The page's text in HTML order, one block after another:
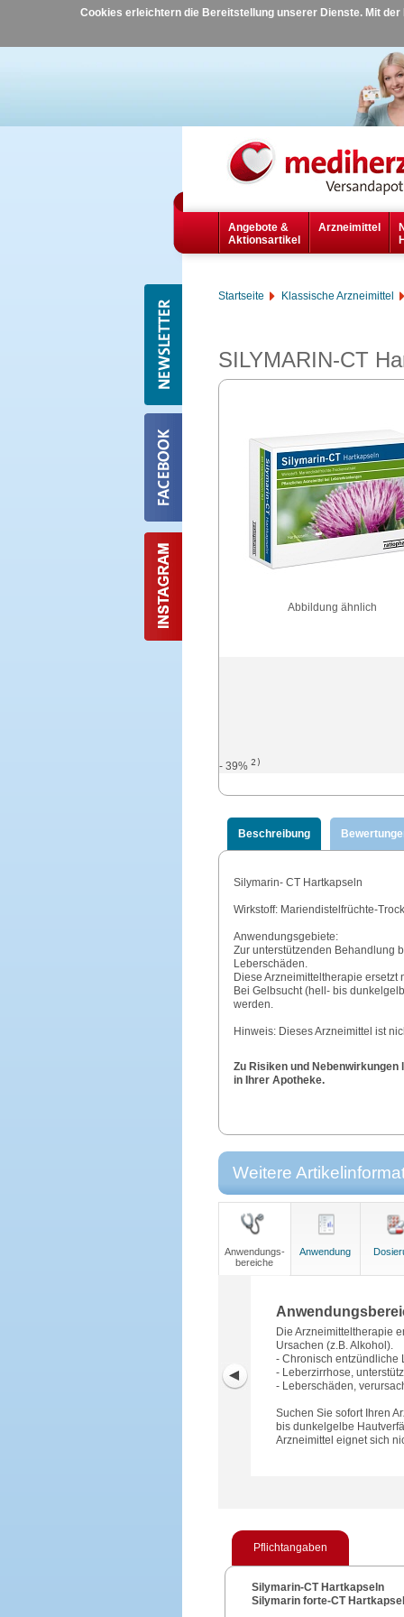
Cookies erleichtern die Bereitstellung unserer Dienste. Mit
Angebote &
Aktionsartikel
Arzneimittel
Startseite Klassische Arzneimittel
SILYMARIN-CT
Abbildung ähnlich
- 39% 2)
Beschreibung
Silymarin- CT Hartkapseln
Wirkstoff: Mariendistelfrüchte-
Anwendungsgebiete:
Zur unterstützenden Behandlung
Leberschäden.
Diese Arzneimitteltherapie
Bei Gelbsucht (hell- bis
werden.
Hinweis: Dieses Arzneimittel ist
Zu Risiken und
in Ihrer Apotheke.
Weitere
Anwendungs-
bereiche
Anwendung
Die Arzneimitteltherapie
Ursachen (z.B. Alkohol).
- Chronisch entzündliche
- Leberzirrhose,
- Leberschäden,
Suchen Sie sofort Ihren
bis dunkelgelbe
Arzneimittel eignet sich
Pflichtangaben
Silymarin-CT Hartkapseln
Silymarin forte-CT